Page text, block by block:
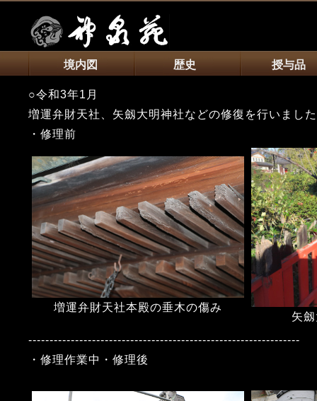
境内図 歴史 授与品
○令和3年1月
増運弁財天社、矢劔大明神社などの修復を行いまし
・修理前
増運弁財天社本殿の垂木の傷み
矢
----------------------------------------------------------------
・修理作業中・修理後